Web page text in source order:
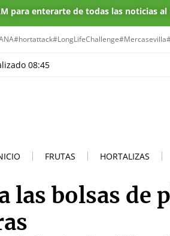
para enterarte de todas las noticias
#hortattack#LongLifeChallenge#Mercasevilla
08:45
FRUTAS HORTALIZAS
las bolsas de